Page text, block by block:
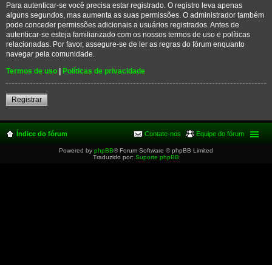
Para autenticar-se você precisa estar registrado. O registro leva apenas
alguns segundos, mas aumenta as suas permissões. O administrador também
pode conceder permissões adicionais a usuários registrados. Antes de
autenticar-se esteja familiarizado com os nossos termos de uso e políticas
relacionadas. Por favor, assegure-se de ler as regras do fórum enquanto
navegar pela comunidade.
Termos de uso | Políticas de privacidade
Registrar
Índice do fórum Equipe do fórum
Contate-nos
Powered by phpBB® Forum Software © phpBB Limited
Traduzido por: Suporte phpBB